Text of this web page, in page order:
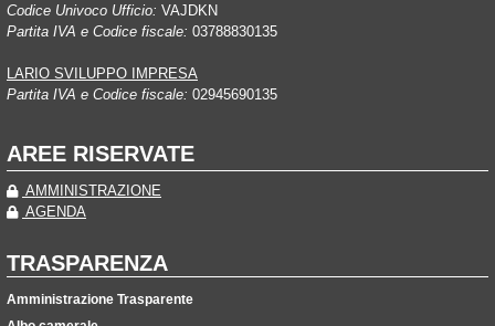
Codice Univoco Ufficio: VAJDKN
Partita IVA e Codice fiscale: 03788830135
LARIO SVILUPPO IMPRESA
Partita IVA e Codice fiscale: 02945690135
AREE RISERVATE
AMMINISTRAZIONE
AGENDA
TRASPARENZA
Amministrazione Trasparente